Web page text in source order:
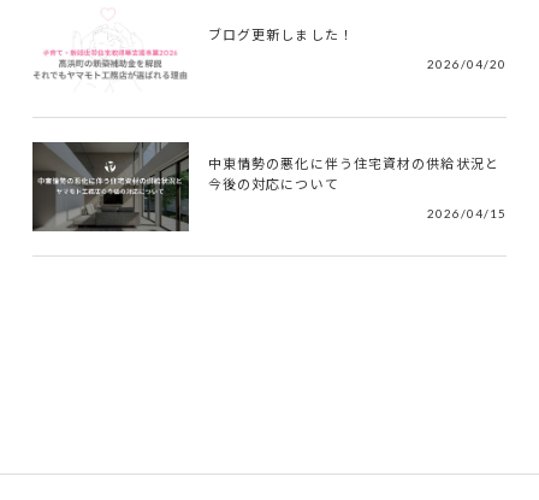
ブログ更新しました！
2026/04/20
中東情勢の悪化に伴う住宅資材の供給状況と
今後の対応について
2026/04/15